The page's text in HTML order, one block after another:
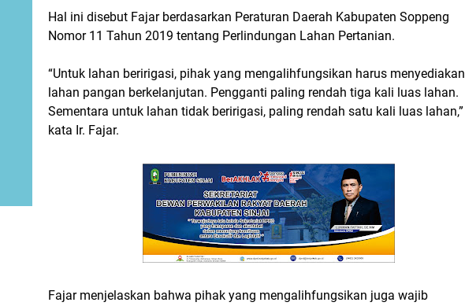
Hal ini disebut Fajar berdasarkan Peraturan Daerah Kabupaten Soppeng
Nomor 11 Tahun 2019 tentang Perlindungan Lahan Pertanian.
“Untuk lahan beririgasi, pihak yang mengalihfungsikan harus menyediakan
lahan pangan berkelanjutan. Pengganti paling rendah tiga kali luas lahan.
Sementara untuk lahan tidak beririgasi, paling rendah satu kali luas lahan,”
kata Ir. Fajar.
Fajar menjelaskan bahwa pihak yang mengalihfungsikan juga wajib